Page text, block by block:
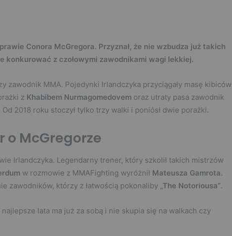
Conora McGregora. Przyznał, że nie wzbudza już takich
konkurować z czołowymi zawodnikami wagi lekkiej.
zawodnik MMA. Pojedynki Irlandczyka przyciągały masę kibiców
z Khabibem Nurmagomedovem oraz utraty pasa zawodnik
2018 roku stoczył tylko trzy walki i poniósł dwie porażki.
o McGregorze
Irlandczyka. Legendarny trener, który szkolił takich mistrzów
w rozmowie z MMAFighting wyróżnił Mateusza Gamrota.
zawodników, którzy z łatwością pokonaliby „The Notoriousa”.
lata ma już za sobą i nie skupia się na walkach czy